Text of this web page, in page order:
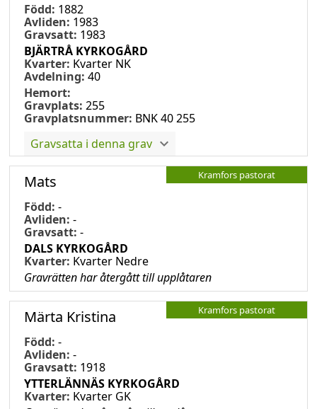
Född: 1882
Avliden: 1983
Gravsatt: 1983
BJÄRTRÅ KYRKOGÅRD
Kvarter: Kvarter NK
Avdelning: 40
Hemort:
Gravplats: 255
Gravplatsnummer: BNK 40 255
Gravsatta i denna grav
Kramfors pastorat
Mats
Född: -
Avliden: -
Gravsatt: -
DALS KYRKOGÅRD
Kvarter: Kvarter Nedre
Gravrätten har återgått till upplåtaren
Kramfors pastorat
Märta Kristina
Född: -
Avliden: -
Gravsatt: 1918
YTTERLÄNNÄS KYRKOGÅRD
Kvarter: Kvarter GK